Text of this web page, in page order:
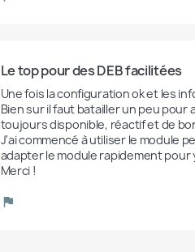
Le top pour des DEB facilitées
Une fois la configuration ok et les
Bien sur il faut batailler un peu
toujours disponible, réactif et de
J'ai commencé à utiliser le module
adapter le module rapidement pour
Merci !